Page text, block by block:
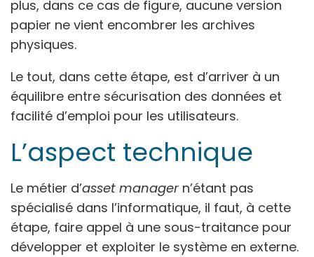
plus, dans ce cas de figure, aucune version
papier ne vient encombrer les archives
physiques.
Le tout, dans cette étape, est d’arriver à un
équilibre entre sécurisation des données et
facilité d’emploi pour les utilisateurs.
L’aspect technique
Le métier d’asset manager n’étant pas
spécialisé dans l’informatique, il faut, à cette
étape, faire appel à une sous-traitance pour
développer et exploiter le système en externe.